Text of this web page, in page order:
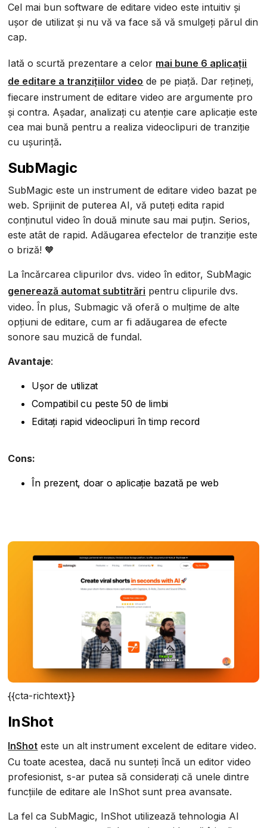
Cel mai bun software de editare video este intuitiv și
ușor de utilizat și nu vă va face să vă smulgeți părul din
cap.
Iată o scurtă prezentare a celor mai bune 6 aplicații
de editare a tranzițiilor video de pe piață. Dar rețineți,
fiecare instrument de editare video are argumente pro
și contra. Așadar, analizați cu atenție care aplicație este
cea mai bună pentru a realiza videoclipuri de tranziție
cu ușurință.
SubMagic
SubMagic este un instrument de editare video bazat pe
web. Sprijinit de puterea AI, vă puteți edita rapid
conținutul video în două minute sau mai puțin. Serios,
este atât de rapid. Adăugarea efectelor de tranziție este
o briză! 🧡
La încărcarea clipurilor dvs. video în editor, SubMagic
generează automat subtitrări pentru clipurile dvs.
video. În plus, Submagic vă oferă o mulțime de alte
opțiuni de editare, cum ar fi adăugarea de efecte
sonore sau muzică de fundal.
Avantaje:
Ușor de utilizat
Compatibil cu peste 50 de limbi
Editați rapid videoclipuri în timp record
Cons:
În prezent, doar o aplicație bazată pe web
{{cta-richtext}}
InShot
InShot este un alt instrument excelent de editare video.
Cu toate acestea, dacă nu sunteți încă un editor video
profesionist, s-ar putea să considerați că unele dintre
funcțiile de editare ale InShot sunt prea avansate.
La fel ca SubMagic, InShot utilizează tehnologia AI